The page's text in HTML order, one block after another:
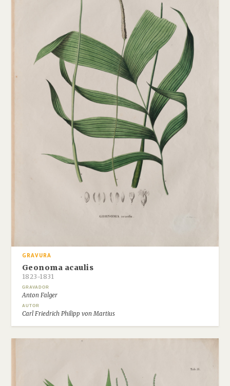
GRAVURA
Geonoma acaulis
1823-1831
GRAVADOR
Anton Falger
AUTOR
Carl Friedrich Philipp von Martius